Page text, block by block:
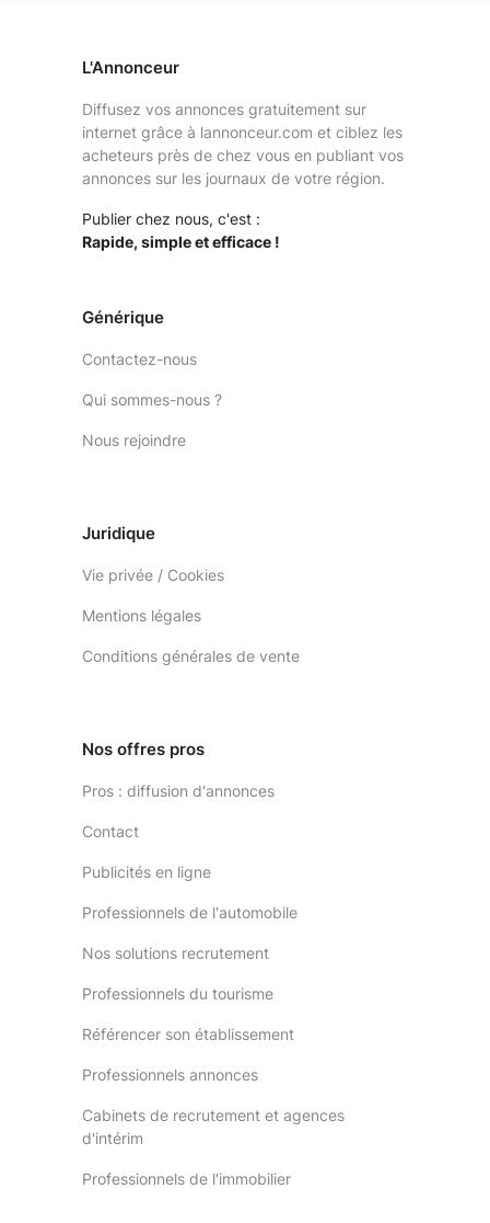
L'Annonceur
Diffusez vos annonces gratuitement sur
internet grâce à lannonceur.com et ciblez les
acheteurs près de chez vous en publiant vos
annonces sur les journaux de votre région.
Publier chez nous, c'est :
Rapide, simple et efficace !
Générique
Contactez-nous
Qui sommes-nous ?
Nous rejoindre
Juridique
Vie privée / Cookies
Mentions légales
Conditions générales de vente
Nos offres pros
Pros : diffusion d'annonces
Contact
Publicités en ligne
Professionnels de l'automobile
Nos solutions recrutement
Professionnels du tourisme
Référencer son établissement
Professionnels annonces
Cabinets de recrutement et agences
d'intérim
Professionnels de l'immobilier